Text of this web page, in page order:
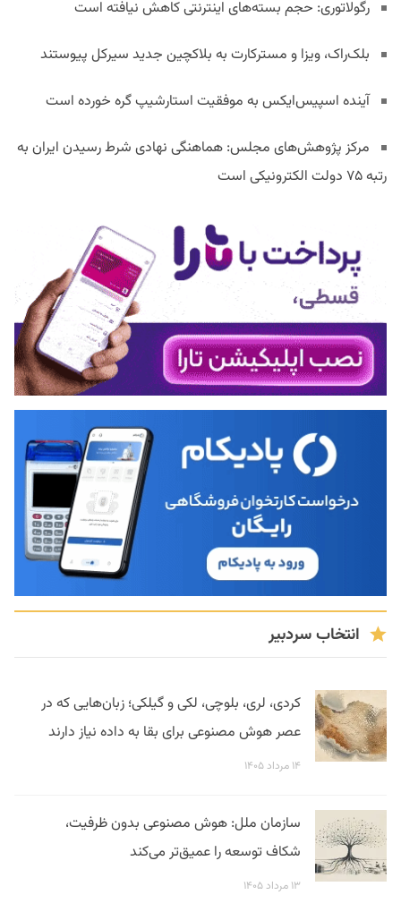
رگولاتوری: حجم بسته‌های اینترنتی کاهش نیافته است
بلک‌راک، ویزا و مسترکارت به بلاکچین جدید سیرکل پیوستند
آینده اسپیس‌ایکس به موفقیت استارشیپ گره خورده است
مرکز پژوهش‌های مجلس: هماهنگی نهادی شرط رسیدن ایران به
رتبه ۷۵ دولت الکترونیکی است
انتخاب سردبیر
کردی، لری، بلوچی، لکی و گیلکی؛ زبان‌هایی که در
عصر هوش مصنوعی برای بقا به داده نیاز دارند
۱۴ مرداد ۱۴۰۵
سازمان ملل: هوش مصنوعی بدون ظرفیت،
شکاف توسعه را عمیق‌تر می‌کند
۱۳ مرداد ۱۴۰۵